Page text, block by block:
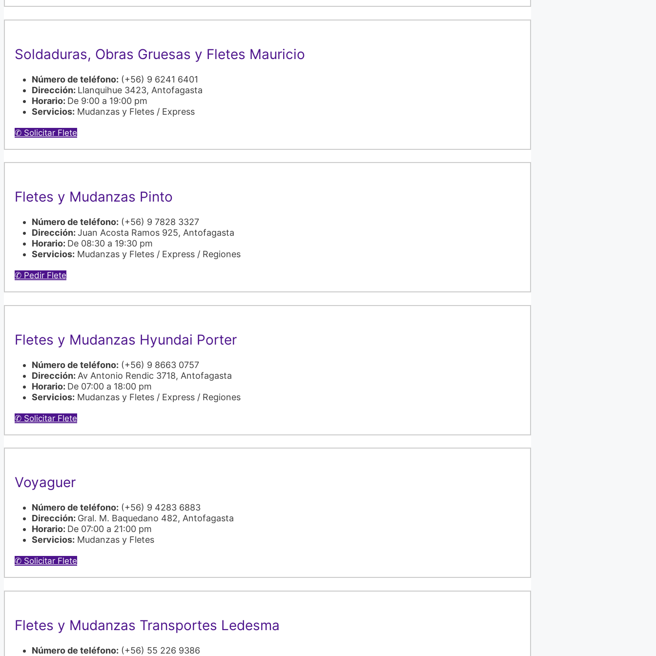
Soldaduras, Obras Gruesas y Fletes Mauricio
Número de teléfono: (+56) 9 6241 6401
Dirección: Llanquihue 3423, Antofagasta
Horario: De 9:00 a 19:00 pm
Servicios: Mudanzas y Fletes / Express
✆ Solicitar Flete
Fletes y Mudanzas Pinto
Número de teléfono: (+56) 9 7828 3327
Dirección: Juan Acosta Ramos 925, Antofagasta
Horario: De 08:30 a 19:30 pm
Servicios: Mudanzas y Fletes / Express / Regiones
✆ Pedir Flete
Fletes y Mudanzas Hyundai Porter
Número de teléfono: (+56) 9 8663 0757
Dirección: Av Antonio Rendic 3718, Antofagasta
Horario: De 07:00 a 18:00 pm
Servicios: Mudanzas y Fletes / Express / Regiones
✆ Solicitar Flete
Voyaguer
Número de teléfono: (+56) 9 4283 6883
Dirección: Gral. M. Baquedano 482, Antofagasta
Horario: De 07:00 a 21:00 pm
Servicios: Mudanzas y Fletes
✆ Solicitar Flete
Fletes y Mudanzas Transportes Ledesma
Número de teléfono: (+56) 55 226 9386